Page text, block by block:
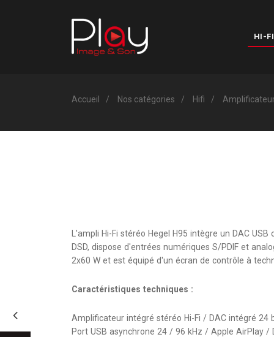
HI-FI
Accueil Nos catégories Hifi
L'ampli Hi-Fi stéréo Hegel H95 intègre un DAC
DSD, dispose d'entrées numériques S/PDIF et
2x60 W et est équipé d'un écran de contrôle à
Caractéristiques techniques :
Amplificateur intégré stéréo Hi-Fi / DAC intégré 24
Port USB asynchrone 24 / 96 kHz / Apple AirPlay /